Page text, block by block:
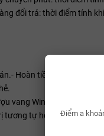
Điểm a
đổi trả: thời điểm tính
Hoàn tiền thông qua
vang Wine1855.vn
tương tự hoặc cao hơn.